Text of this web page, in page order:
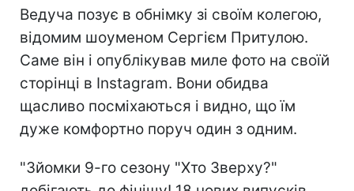
Ведуча позує в обнімку зі своїм колегою,
відомим шоуменом Сергієм Притулою.
Саме він і опублікував миле фото на своїй
сторінці в Instagram. Вони обидва
щасливо посміхаються і видно, що їм
дуже комфортно поруч один з одним.
"Зйомки 9-го сезону "Хто Зверху?"